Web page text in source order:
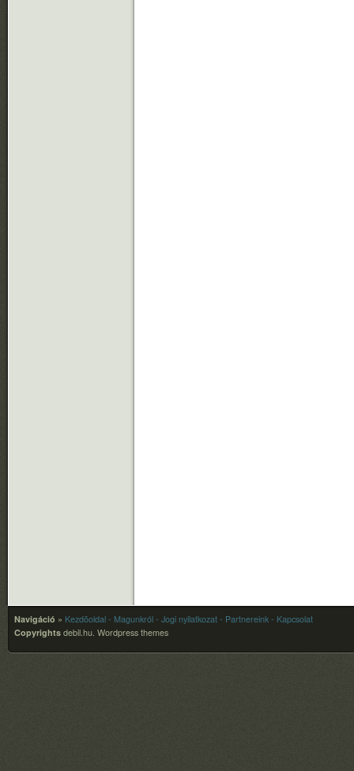
Navigáció » Kezdõoldal - Magunkról - Jogi nyilatkozat - Partnereink - Kapcsolat
Copyrights debil.hu. Wordpress themes